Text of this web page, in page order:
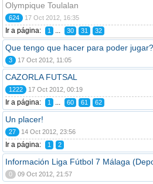
Olympique Toulalan
624 17 Oct 2012, 16:35
Ir a página: 1 ... 30 31 32
Que tengo que hacer para poder jugar?
3 17 Oct 2012, 11:05
CAZORLA FUTSAL
1222 17 Oct 2012, 00:19
Ir a página: 1 ... 60 61 62
Un placer!
27 14 Oct 2012, 23:56
Ir a página: 1 2
Información
0 09 Oct 2012, 21:57